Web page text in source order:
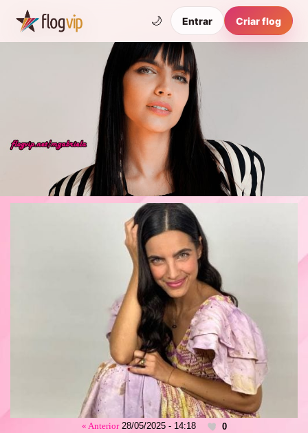
🌙 Entrar Criar flog
« Anterior28/05/2025 - 14:18 0